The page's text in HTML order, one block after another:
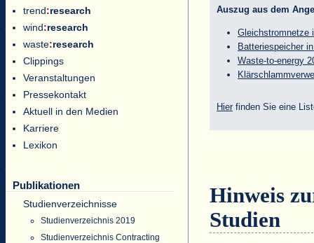
trend:research
wind:research
waste:research
Clippings
Veranstaltungen
Pressekontakt
Aktuell in den Medien
Karriere
Lexikon
Publikationen
Studienverzeichnisse
Studienverzeichnis 2019
Studienverzeichnis Contracting
Auszug aus dem
Gleichstromnetze
Batteriespeicher
Waste-to-energy
Hier finden Sie eine
Hinweis
Studien